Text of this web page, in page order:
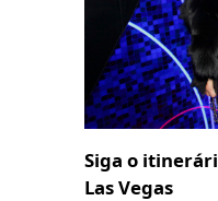
Siga o
Las Vegas